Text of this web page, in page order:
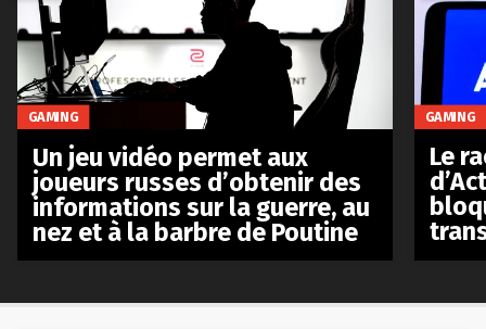
GAMING
Un jeu vidéo permet aux
joueurs russes d’obtenir des
informations sur la guerre, au
nez et à la barbre de Poutine
GAMING
Le